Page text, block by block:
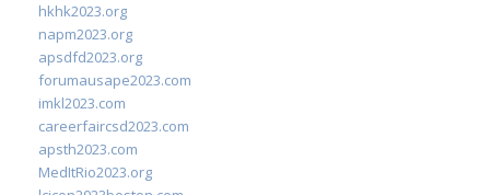
hkhk2023.org
napm2023.org
apsdfd2023.org
forumausape2023.com
imkl2023.com
careerfaircsd2023.com
apsth2023.com
MedItRio2023.org